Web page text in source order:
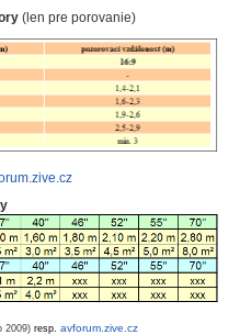
(len pre porovanie)
2009) resp. avforum.zive.cz